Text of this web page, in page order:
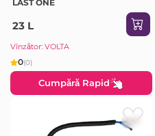
LAST ONE
23 L
Vînzător: VOLTA
0(0)
Cumpără Rapid